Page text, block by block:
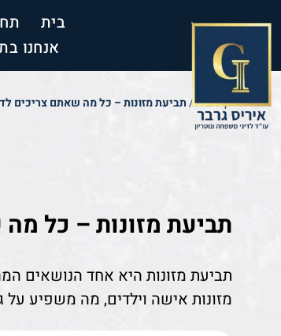
בית
אנחנו
דף הבית/תביעת מזונות – כל מה שאתם צריכים לדעת
תביעת מזונות – כל מה
תביעת מזונות היא אחד הנושאים
מזונות אישה וילדים, מה משפיע